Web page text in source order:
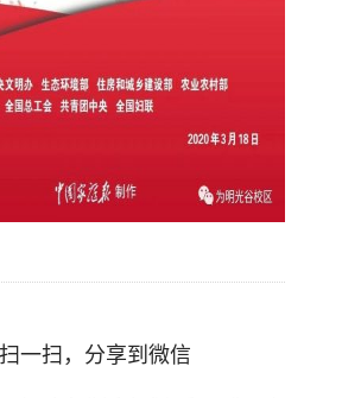
扫一扫，分享到微信